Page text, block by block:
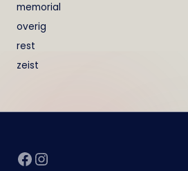
memorial
overig
rest
zeist
Facebook
Instagram